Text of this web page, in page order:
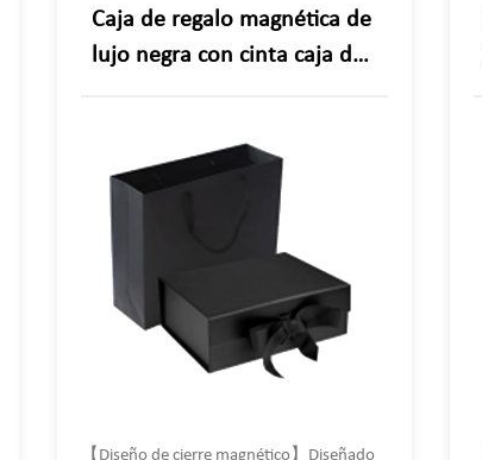
Caja de regalo magnética de
lujo negra con cinta caja de
cumpleaños del día del
padre
【Diseño de cierre magnético】Diseñado